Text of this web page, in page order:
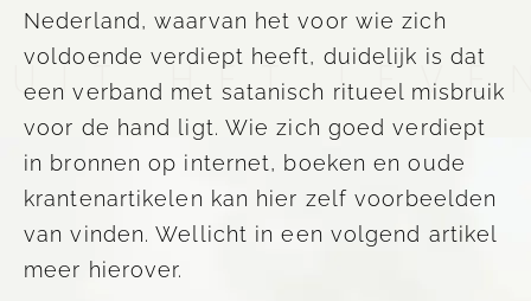
Nederland, waarvan het voor wie zich
voldoende verdiept heeft, duidelijk is dat
een verband met satanisch ritueel misbruik
voor de hand ligt. Wie zich goed verdiept
in bronnen op internet, boeken en oude
krantenartikelen kan hier zelf voorbeelden
van vinden. Wellicht in een volgend artikel
meer hierover.
UIT HET